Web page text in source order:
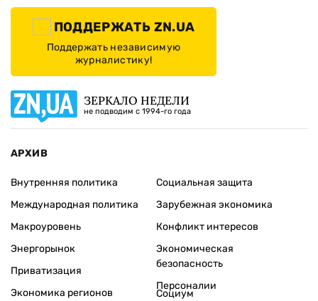
ПОДДЕРЖАТЬ ZN.UA
Поддержать независимую
журналистику!
ЗЕРКАЛО НЕДЕЛИ
не подводим с 1994-го года
АРХИВ
Внутренняя политика
Международная политика
Макроуровень
Энергорынок
Приватизация
Экономика регионов
Социальная защита
Зарубежная экономика
Конфликт интересов
Экономическая
безопасность
Персоналии
Социум